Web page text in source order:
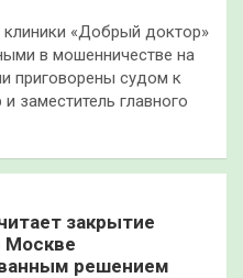
«Добрый доктор»
в мошенничестве на
приговорены судом к
заместитель главного
закрытие
Москве
решением